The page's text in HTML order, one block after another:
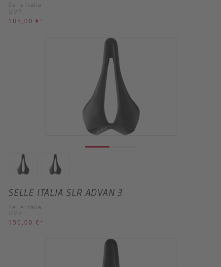
Selle Italia
UVP
185,00 € *
SELLE ITALIA SLR ADVAN 3
Selle Italia
UVP
150,00 € *